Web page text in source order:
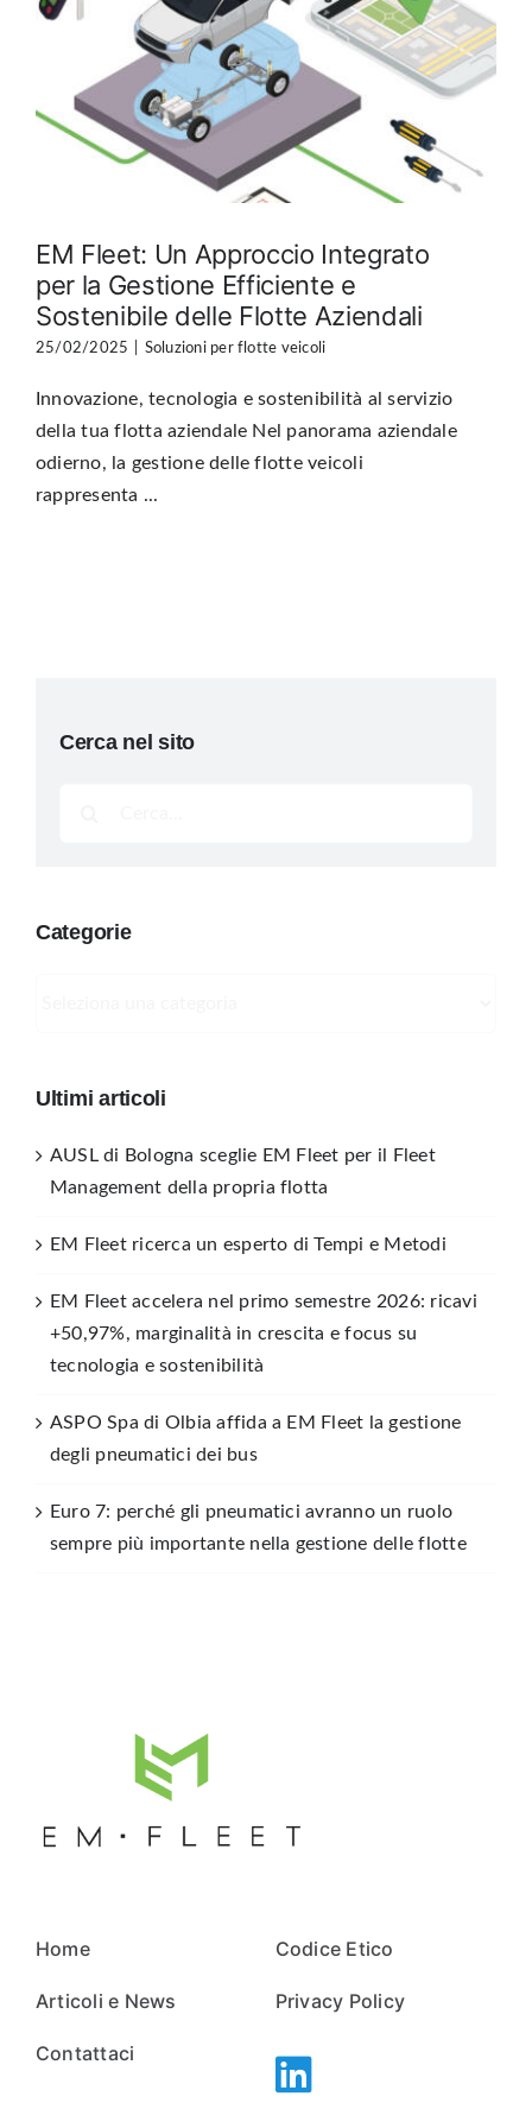
EM Fleet: Un Approccio Integrato
per la Gestione Efficiente e
Sostenibile delle Flotte Aziendali
25/02/2025 Soluzioni per flotte veicoli
Innovazione, tecnologia e sostenibilità al servizio
della tua flotta aziendale Nel panorama aziendale
odierno, la gestione delle flotte veicoli
rappresenta ...
Cerca nel sito
Categorie
Ultimi articoli
AUSL di Bologna sceglie EM Fleet per il Fleet
Management della propria flotta
EM Fleet ricerca un esperto di Tempi e Metodi
EM Fleet accelera nel primo semestre 2026: ricavi
+50,97%, marginalità in crescita e focus su
tecnologia e sostenibilità
ASPO Spa di Olbia affida a EM Fleet la gestione
degli pneumatici dei bus
Euro 7: perché gli pneumatici avranno un ruolo
sempre più importante nella gestione delle flotte
Home
Articoli e News
Contattaci
Codice Etico
Privacy Policy